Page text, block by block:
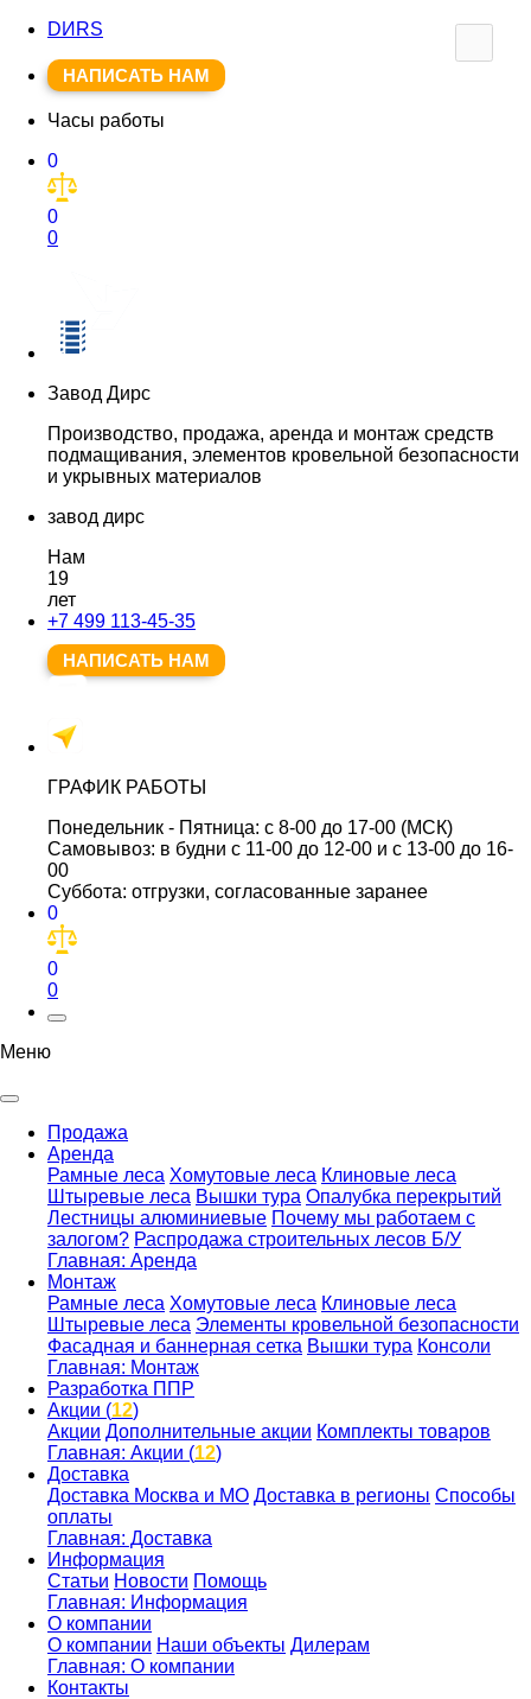
DИRS
НАПИСАТЬ НАМ
Часы работы
0
0
0
Завод Дирс
Производство, продажа, аренда и монтаж средств
подмащивания, элементов кровельной безопасности
и укрывных материалов
завод дирс
Нам
19
лет
+7 499 113-45-35
НАПИСАТЬ НАМ
ГРАФИК РАБОТЫ
Понедельник - Пятница: с 8-00 до 17-00 (МСК)
Самовывоз: в будни с 11-00 до 12-00 и с 13-00 до 16-
00
Суббота: отгрузки, согласованные заранее
0
0
0
Меню
Продажа
Аренда
Рамные леса Хомутовые леса Клиновые леса
Штыревые леса Вышки тура Опалубка перекрытий
Лестницы алюминиевые Почему мы работаем с
залогом? Распродажа строительных лесов Б/У
Главная: Аренда
Монтаж
Рамные леса Хомутовые леса Клиновые леса
Штыревые леса Элементы кровельной безопасности
Фасадная и баннерная сетка Вышки тура Консоли
Главная: Монтаж
Разработка ППР
Акции (12)
Акции Дополнительные акции Комплекты товаров
Главная: Акции (12)
Доставка
Доставка Москва и МО Доставка в регионы Способы
оплаты
Главная: Доставка
Информация
Статьи Новости Помощь
Главная: Информация
О компании
О компании Наши объекты Дилерам
Главная: О компании
Контакты